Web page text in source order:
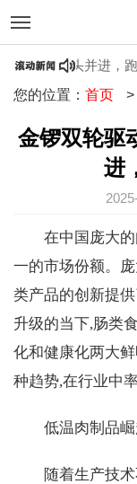
赛道齐头并进，跑
您的位置： 首页 >
金锣双轮驱
进
在中国庞大
一的市场份额。
类产品的创新提
升级的当下,肠类
化和健康化两大
种趋势,在行业中
低温肉制品
随着生产技